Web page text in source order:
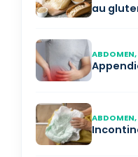
au
ABDOMEN,
ABDOMEN,